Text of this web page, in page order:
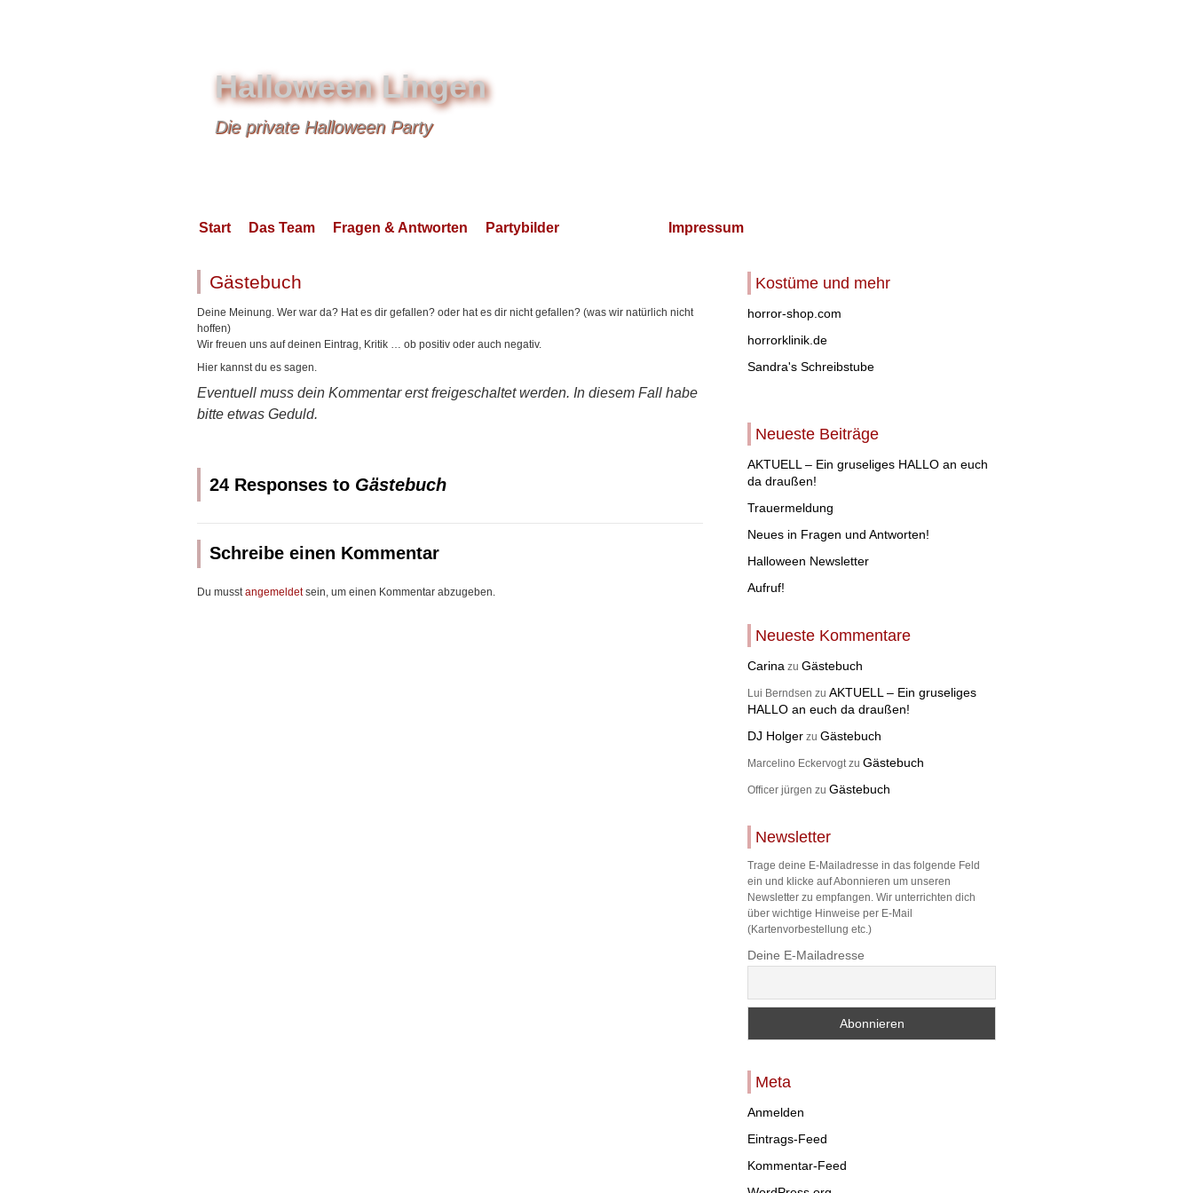
Halloween Lingen
Die private Halloween Party
Start Das Team Fragen & Antworten Partybilder Impressum
Gästebuch
Deine Meinung. Wer war da? Hat es dir gefallen? oder hat es dir nicht gefallen? (was wir natürlich nicht
hoffen)
Wir freuen uns auf deinen Eintrag, Kritik … ob positiv oder auch negativ.
Hier kannst du es sagen.
Eventuell muss dein Kommentar erst freigeschaltet werden. In diesem Fall habe
bitte etwas Geduld.
24 Responses to Gästebuch
Schreibe einen Kommentar
Du musstangemeldetsein, um einen Kommentar abzugeben.
Kostüme und mehr
horror-shop.com
horrorklinik.de
Sandra's Schreibstube
Neueste Beiträge
AKTUELL – Ein gruseliges HALLO an euch
da draußen!
Trauermeldung
Neues in Fragen und Antworten!
Halloween Newsletter
Aufruf!
Neueste Kommentare
Carina zu Gästebuch
Lui Berndsen zu AKTUELL – Ein gruseliges
HALLO an euch da draußen!
DJ Holger zu Gästebuch
Marcelino Eckervogtzu Gästebuch
Officer jürgen zu Gästebuch
Newsletter
Trage deine E-Mailadresse in das folgende Feld
ein und klicke auf Abonnieren um unseren
Newsletter zu empfangen. Wir unterrichten dich
über wichtige Hinweise per E-Mail
(Kartenvorbestellung etc.)
Deine E-Mailadresse
Meta
Anmelden
Eintrags-Feed
Kommentar-Feed